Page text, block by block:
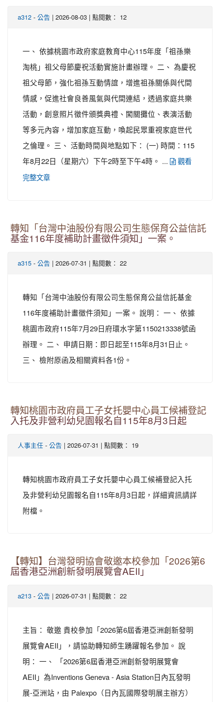
a312 - 公告 | 2026-08-03 | 點閱數： 12
一、 依據桃園市政府家庭教育中心115年度「祖孫樂
淘桃」祖父母節慶祝活動實施計畫辦理。 二、 為慶祝
祖父母節，強化祖孫互動情誼，增進祖孫關係與代間
情感，促進社會良善風氣與代間連結，透過家庭共樂
活動，創意照片徵件頒獎典禮、闖關攤位、表演活動
等多元內容，增加家庭互動，喚起民眾重視家庭世代
之倫理。 三、 活動時間與地點如下： (一) 時間：115
年8月22日（星期六）下午2時至下午4時。 ...
觀看
完整文章
轉知「台灣中油股份有限公司生態保育公益信託
基金116年度補助計畫徵件須知」一案。
a315 - 公告 | 2026-07-31 | 點閱數： 22
轉知「台灣中油股份有限公司生態保育公益信託基金
116年度補助計畫徵件須知」一案。 說明： 一、 依據
桃園市政府115年7月29日府環水字第1150213338號函
辦理。 二、 申請日期：即日起至115年8月31日止。
三、 檢附原函及相關資料各1份。
轉知桃園市政府員工子女托嬰中心員工候補登記
入托及非營利幼兒園報名自115年8月3日起
人事主任 - 公告 | 2026-07-31 | 點閱數： 19
轉知桃園市政府員工子女托嬰中心員工候補登記入托
及非營利幼兒園報名自115年8月3日起，詳細資訊請詳
附檔。
【轉知】台灣發明協會敬邀本校參加「2026第6
屆香港亞洲創新發明展覽會AEII」
a213 - 公告 | 2026-07-31 | 點閱數： 22
主旨： 敬邀 貴校參加「2026第6屆香港亞洲創新發明
展覽會AEII」，請協助轉知師生踴躍報名參加。 說
明： 一、 「2026第6屆香港亞洲創新發明展覽會
AEII」為Inventions Geneva - Asia Station日內瓦發明
展-亞洲站，由 Palexpo（日內瓦國際發明展主辦方）